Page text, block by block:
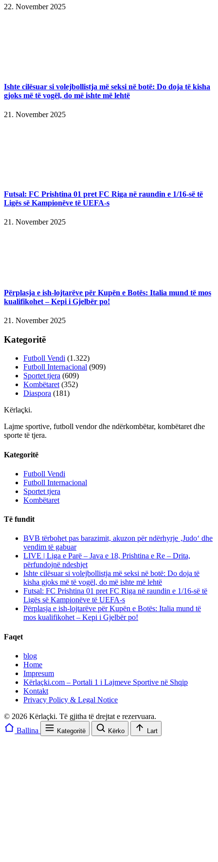
22. November 2025
Ishte cilësuar si volejbollistja më seksi në botë: Do doja të kisha
gjoks më të vogël, do më ishte më lehtë
21. November 2025
Futsal: FC Prishtina 01 pret FC Riga në raundin e 1/16-së të
Ligës së Kampionëve të UEFA-s
21. November 2025
Përplasja e ish-lojtarëve për Kupën e Botës: Italia mund të mos
kualifikohet – Kepi i Gjelbër po!
21. November 2025
Kategoritë
Futboll Vendi (1.322)
Futboll Internacional (909)
Sportet tjera (609)
Kombëtaret (352)
Diaspora (181)
Kërlaçki.
Lajme sportive, futboll vendor dhe ndërkombëtar, kombëtaret dhe
sporte të tjera.
Kategoritë
Futboll Vendi
Futboll Internacional
Sportet tjera
Kombëtaret
Të fundit
BVB tërbohet pas barazimit, akuzon për ndërhyrje ‚Judo‘ dhe
vendim të gabuar
LIVE | Liga e Parë – Java e 18, Prishtina e Re – Drita,
përfundojnë ndeshjet
Ishte cilësuar si volejbollistja më seksi në botë: Do doja të
kisha gjoks më të vogël, do më ishte më lehtë
Futsal: FC Prishtina 01 pret FC Riga në raundin e 1/16-së të
Ligës së Kampionëve të UEFA-s
Përplasja e ish-lojtarëve për Kupën e Botës: Italia mund të
mos kualifikohet – Kepi i Gjelbër po!
Faqet
blog
Home
Impresum
Kërlaçki.com – Portali 1 i Lajmeve Sportive në Shqip
Kontakt
Privacy Policy & Legal Notice
© 2026 Kërlaçki. Të gjitha të drejtat e rezervuara.
Ballina
Kategoritë Kërko Lart